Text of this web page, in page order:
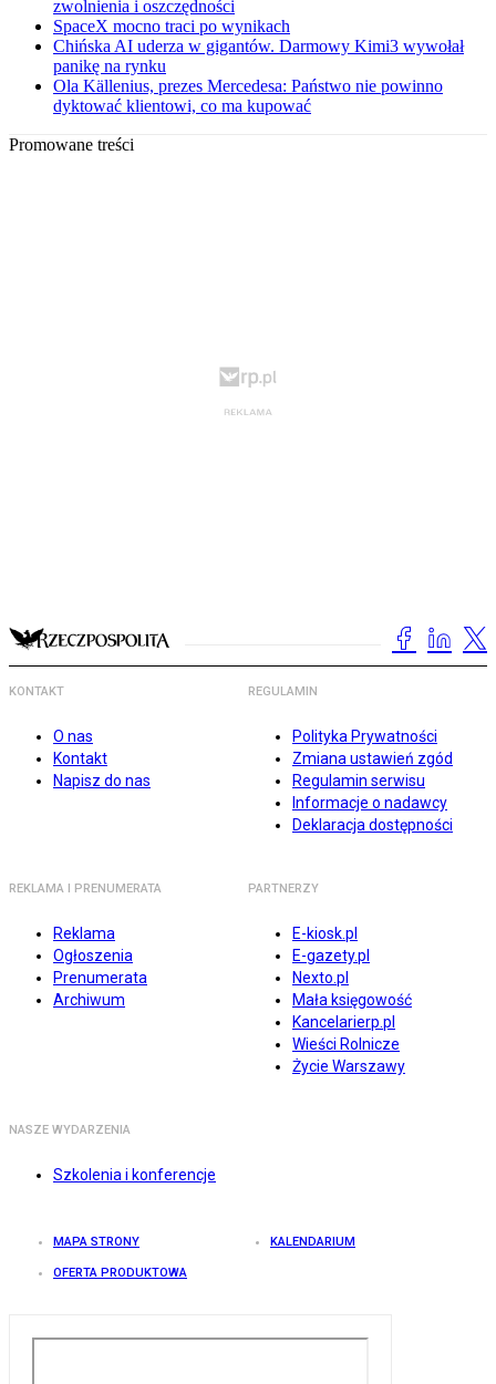
zwolnienia i oszczędności
SpaceX mocno traci po wynikach
Chińska AI uderza w gigantów. Darmowy Kimi3 wywołał
panikę na rynku
Ola Källenius, prezes Mercedesa: Państwo nie powinno
dyktować klientowi, co ma kupować
Promowane treści
KONTAKT
O nas
Kontakt
Napisz do nas
REGULAMIN
Polityka Prywatności
Zmiana ustawień zgód
Regulamin serwisu
Informacje o nadawcy
Deklaracja dostępności
REKLAMA I PRENUMERATA
Reklama
Ogłoszenia
Prenumerata
Archiwum
PARTNERZY
E-kiosk.pl
E-gazety.pl
Nexto.pl
Mała księgowość
Kancelarierp.pl
Wieści Rolnicze
Życie Warszawy
NASZE WYDARZENIA
Szkolenia i konferencje
MAPA STRONY KALENDARIUM
OFERTA PRODUKTOWA